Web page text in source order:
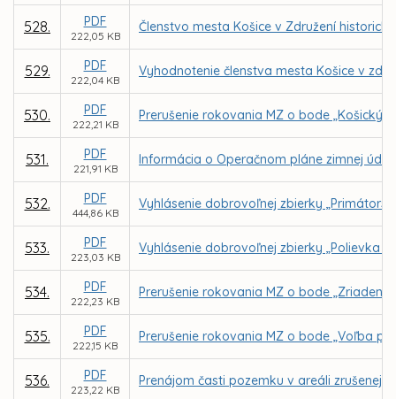
528. PDF
222,05 KB
Členstvo mesta Košice v Združení
529. PDF
222,04 KB
Vyhodnotenie členstva mesta Košice v
530. PDF
222,21 KB
Prerušenie rokovania MZ o bode „Košický
531. PDF
221,91 KB
Informácia o Operačnom pláne zimnej
532. PDF
444,86 KB
Vyhlásenie dobrovoľnej zbierky
533. PDF
223,03 KB
Vyhlásenie dobrovoľnej zbierky „Polievka
534. PDF
222,23 KB
Prerušenie rokovania MZ o bode
535. PDF
222,15 KB
Prerušenie rokovania MZ o bode „Voľba
536. PDF
223,22 KB
Prenájom časti pozemku v areáli zrušenej